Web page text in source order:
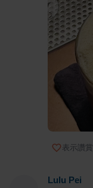
表示讚賞
Lulu Pei